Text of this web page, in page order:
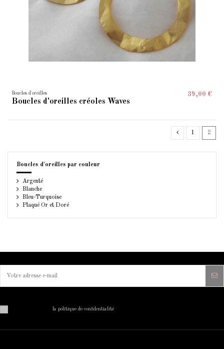
Boucles d'oreilles
Boucles d'oreilles créoles Waves
39,00 €
1 2
Boucles d'oreilles par couleur
Argenté
Blanche
Bleu-Turquoise
Plaqué Or et Doré
la politique de confidentialité